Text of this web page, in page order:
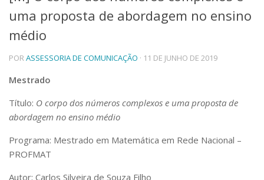
Telefones e Mapas
Pessoas
Ensino
Graduação
Educação a distância
Pesquisa e Inovação
Centros, Núcleos e Projetos em Rede
Pós-doutorado
uma proposta de abordagem no ensino
médio
PORASSESSORIA DE COMUNICAÇÃO · 11 DE JUNHO DE 2019
Mestrado
Título: O corpo dos números complexos e uma proposta de
abordagem no ensino médio
Programa: Mestrado em Matemática em Rede Nacional –
PROFMAT
Autor: Carlos Silveira de Souza Filho